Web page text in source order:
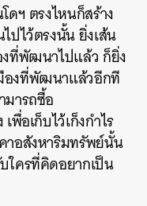
ฯ ตรงไหนก็สร้าง
ปไว้ตรงนั้น ยิ่งเส้น
งที่พัฒนาไปแล้วก็ยิ่ง
องที่พัฒนาแล้วอีกที
มารถซื้อ
อเก็บไว้เก็งกำไร
าอสังหาริมทรัพย์นั้น
ใครที่คิดอยากเป็น